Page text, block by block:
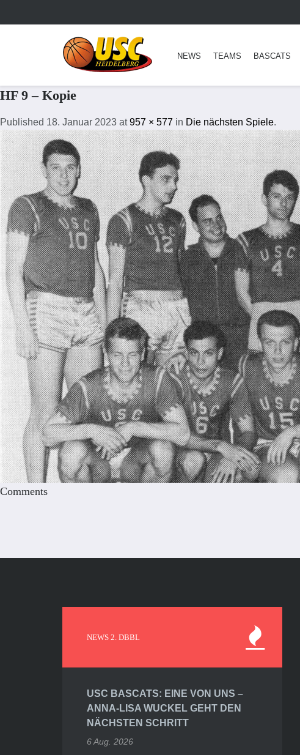
NEWS TEAMS BASCATS
HF 9 – Kopie
Published 18. Januar 2023 at957 × 577 in Die nächsten Spiele.
Comments
NEWS 2. DBBL
USC BASCATS: EINE VON UNS –
ANNA-LISA WUCKEL GEHT DEN
NÄCHSTEN SCHRITT
6 Aug. 2026